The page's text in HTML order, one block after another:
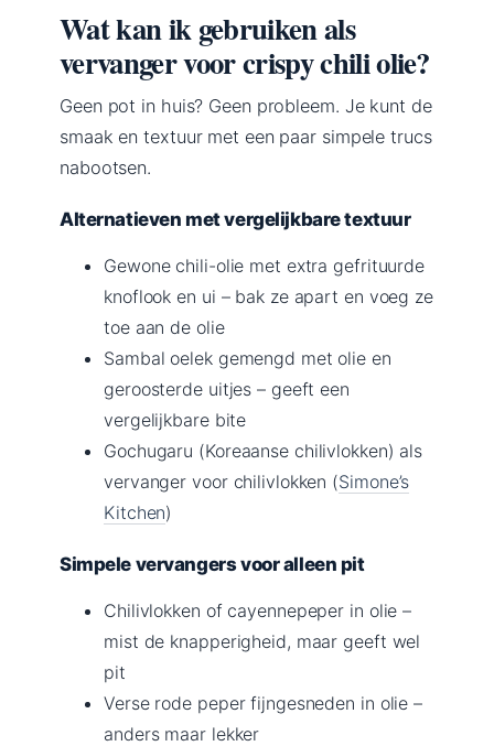
Wat kan ik gebruiken als
vervanger voor crispy chili olie?
Geen pot in huis? Geen probleem. Je kunt de
smaak en textuur met een paar simpele trucs
nabootsen.
Alternatieven met vergelijkbare textuur
Gewone chili-olie met extra gefrituurde
knoflook en ui – bak ze apart en voeg ze
toe aan de olie
Sambal oelek gemengd met olie en
geroosterde uitjes – geeft een
vergelijkbare bite
Gochugaru (Koreaanse chilivlokken) als
vervanger voor chilivlokken (Simone’s
Kitchen)
Simpele vervangers voor alleen pit
Chilivlokken of cayennepeper in olie –
mist de knapperigheid, maar geeft wel
pit
Verse rode peper fijngesneden in olie –
anders maar lekker